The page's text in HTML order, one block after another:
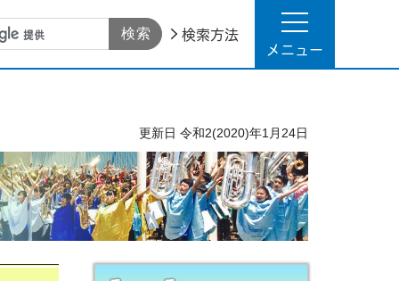
検索方法
メニュー
更新日 令和2(2020)年1月24日